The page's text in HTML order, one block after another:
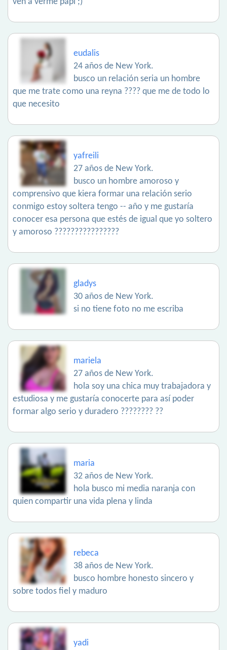
eudalis
24 años de New York.
busco un relación seria un hombre
que me trate como una reyna ???? que me de todo lo
que necesito
yafreili
27 años de New York.
busco un hombre amoroso y
comprensivo que kiera formar una relación serio
conmigo estoy soltera tengo -- año y me gustaría
conocer esa persona que estés de igual que yo soltero
y amoroso ????????????????
gladys
30 años de New York.
si no tiene foto no me escriba
mariela
27 años de New York.
hola soy una chica muy trabajadora y
estudiosa y me gustaría conocerte para así poder
formar algo serio y duradero ???????? ??
maria
32 años de New York.
hola busco mi media naranja con
quien compartir una vida plena y linda
rebeca
38 años de New York.
busco hombre honesto sincero y
sobre todos fiel y maduro
yadi